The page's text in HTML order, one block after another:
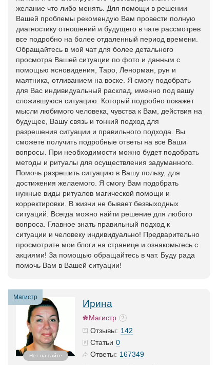
желание что либо менять. Для помощи в решении
Вашей проблемы рекомендую Вам провести полную
диагностику отношений и будущего в чате рассмотрев
все подробно на более отдаленный период времени.
Обращайтесь в мой чат для более детального
просмотра Вашей ситуации по фото и данным с
помощью ясновидения, Таро, Ленорман, рун и
маятника, отливанием на воске. Я смогу подобрать
для Вас индивидуальный расклад, именно под вашу
сложившуюся ситуацию. Который подробно покажет
мысли любимого человека, чувства к Вам, действия на
будущее, Вашу связь и тонкий подход для
разрешения ситуации и правильного подхода. Вы
сможете получить подробные ответы на все Ваши
вопросы. При необходимости можно будет подобрать
методы и ритуалы для осуществления задуманного.
Помочь разрешить ситуацию в Вашу пользу, для
достижения желаемого. Я смогу Вам подобрать
нужные виды ритуалов магической помощи и
корректировки. В жизни не бывает безвыходных
ситуаций. Всегда можно найти решение для любого
вопроса. Главное знать правильный подход к
ситуации и человеку индивидуально! Предварительно
просмотрите мои блоги на странице и ознакомьтесь с
акциями! За помощью обращайтесь в чат. Буду рада
помочь Вам в Вашей ситуации!
Магистр
Нет на сайте
Ирина
Магистр
Отзывы: 142
Статьи 0
Ответы: 167349